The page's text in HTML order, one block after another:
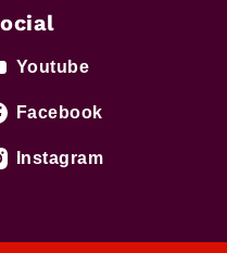
Youtube
Facebook
Instagram